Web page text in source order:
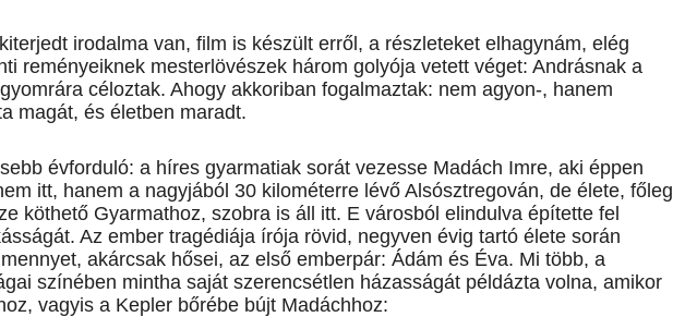
irodalma van, film is készült erről, a részleteket elhagynám, elég
reményeiknek mesterlövészek három golyója vetett véget: Andrásnak a
céloztak. Ahogy akkoriban fogalmaztak: nem agyon-, hanem
magát, és életben maradt.
évforduló: a híres gyarmatiak sorát vezesse Madách Imre, aki éppen
itt, hanem a nagyjából 30 kilométerre lévő Alsósztregován, de élete, főleg
köthető Gyarmathoz, szobra is áll itt. E városból elindulva építette fel
Az ember tragédiája írója rövid, negyven évig tartó élete során
akárcsak hősei, az első emberpár: Ádám és Éva. Mi több, a
színében mintha saját szerencsétlen házasságát példázta volna, amikor
vagyis a Kepler bőrébe bújt Madáchhoz: